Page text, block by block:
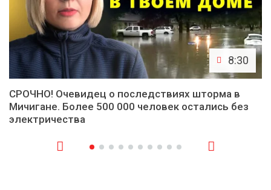
8:30
СРОЧНО! Очевидец о последствиях шторма в
Мичигане. Более 500 000 человек остались без
электричества